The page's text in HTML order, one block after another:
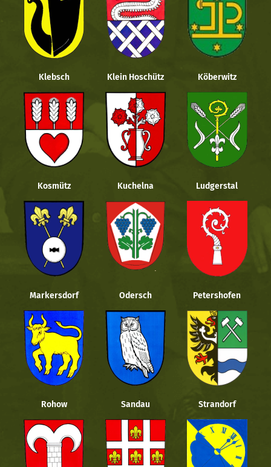
Klebsch Klein Hoschütz Köberwitz
Kosmütz Kuchelna Ludgerstal
Markersdorf Odersch Petershofen
Rohow Sandau Strandorf